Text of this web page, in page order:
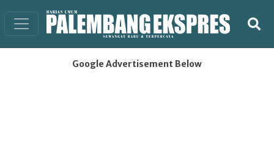
Google Advertisement Below